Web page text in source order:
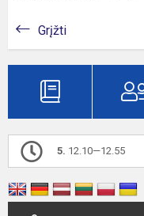
Grįžti
5. 12.10—12.55